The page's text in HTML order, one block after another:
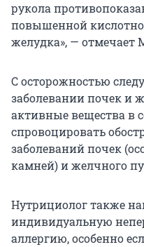
рукола
повышенной
желудка», — отмечает
С осторожностью
заболевании почек и
активные вещества в
спровоцировать
заболеваний почек
камней) и желчного
Нутрициолог также
индивидуальную
аллергию, особенно